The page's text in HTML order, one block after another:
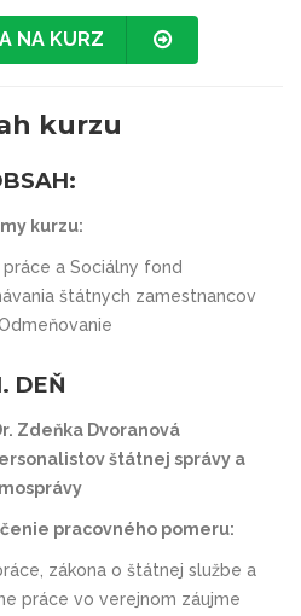
NA KURZ
kurzu
kurzu:
práce a Sociálny fond
štátnych zamestnancov
DEŇ
Zdeňka Dvoranová
štátnej správy a
pracovného pomeru:
zákona o štátnej službe a
práce vo verejnom záujme